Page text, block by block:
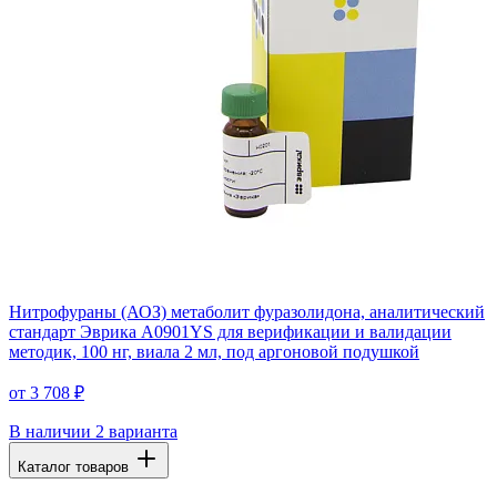
Нитрофураны (АОЗ) метаболит фуразолидона, аналитический
стандарт Эврика A0901YS для верификации и валидации
методик, 100 нг, виала 2 мл, под аргоновой подушкой
от 3 708 ₽
В наличии 2 варианта
Каталог товаров